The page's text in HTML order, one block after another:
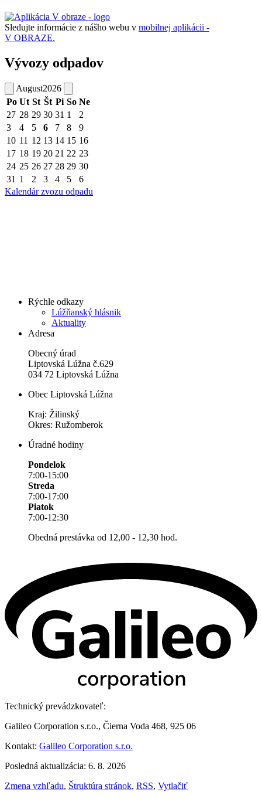
Sledujte informácie z nášho webu v mobilnej aplikácii -
V OBRAZE.
Vývozy odpadov
August2026
Po Ut St Št Pi So Ne
27 28 29 30 31 1
2
3
4 5 6 7 8
9
10 11 12 13 14 15 16
17 18 19 20 21 22 23
24 25 26 27 28 29 30
31 1 2 3 4 5
6
Kalendár zvozu odpadu
Rýchle odkazy
Lúžňanský hlásnik
Aktuality
Adresa
Obecný úrad
Liptovská Lúžna č.629
034 72 Liptovská Lúžna
Obec Liptovská Lúžna
Kraj: Žilinský
Okres: Ružomberok
Úradné hodiny
Pondelok
7:00-15:00
Streda
7:00-17:00
Piatok
7:00-12:30
Obedná prestávka od 12,00 - 12,30 hod.
Technický prevádzkovateľ:
Galileo Corporation s.r.o., Čierna Voda 468, 925 06
Kontakt: Galileo Corporation s.r.o.
Posledná aktualizácia: 6. 8. 2026
Zmena vzhľadu, Štruktúra stránok, RSS, Vytlačiť